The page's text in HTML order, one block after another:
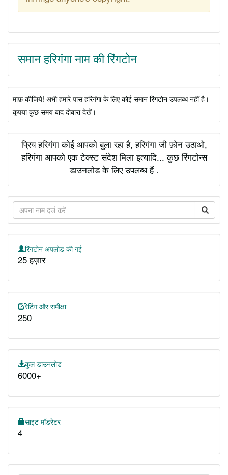
समान हरिगंगा नाम की रिंगटोन
माफ़ कीजिये! अभी हमारे पास हरिगंगा के लिए कोई समान रिंगटोन उपलब्ध नहीं है।
कृपया कुछ समय बाद दोबारा देखें।
प्रिय हरिगंगा कोई आपको बुला रहा है, हरिगंगा जी फ़ोन उठाओ,
हरिगंगा आपको एक टेक्स्ट संदेश मिला इत्यादि... कुछ रिंगटोन्स
डाउनलोड के लिए उपलब्ध हैं .
रिंगटोन अपलोड की गई
25 हज़ार
रेटिंग और समीक्षा
250
कुल डाउनलोड
6000+
साइट मॉडरेटर
4